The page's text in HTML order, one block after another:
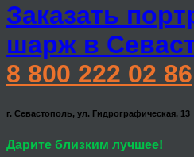
Заказать
шарж в
8 800 222 02 86
г. Севастополь, ул. Гидрографическая, 13
Дарите близким лучшее!